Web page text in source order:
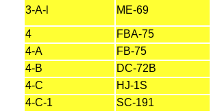
3-A-l ME-69
4 FBA-75
4-A
FB-75
4-B
DC-72B
4-C
HJ-1S
4-C-1
SC-191